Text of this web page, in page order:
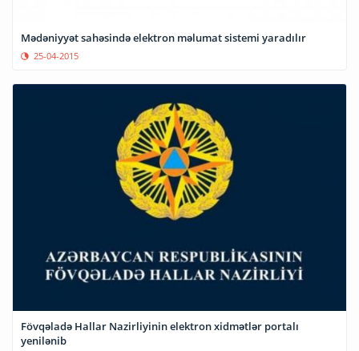
Mədəniyyət sahəsində elektron məlumat sistemi yaradılır
25-04-2015
Fövqəladə Hallar Nazirliyinin elektron xidmətlər portalı
yenilənib